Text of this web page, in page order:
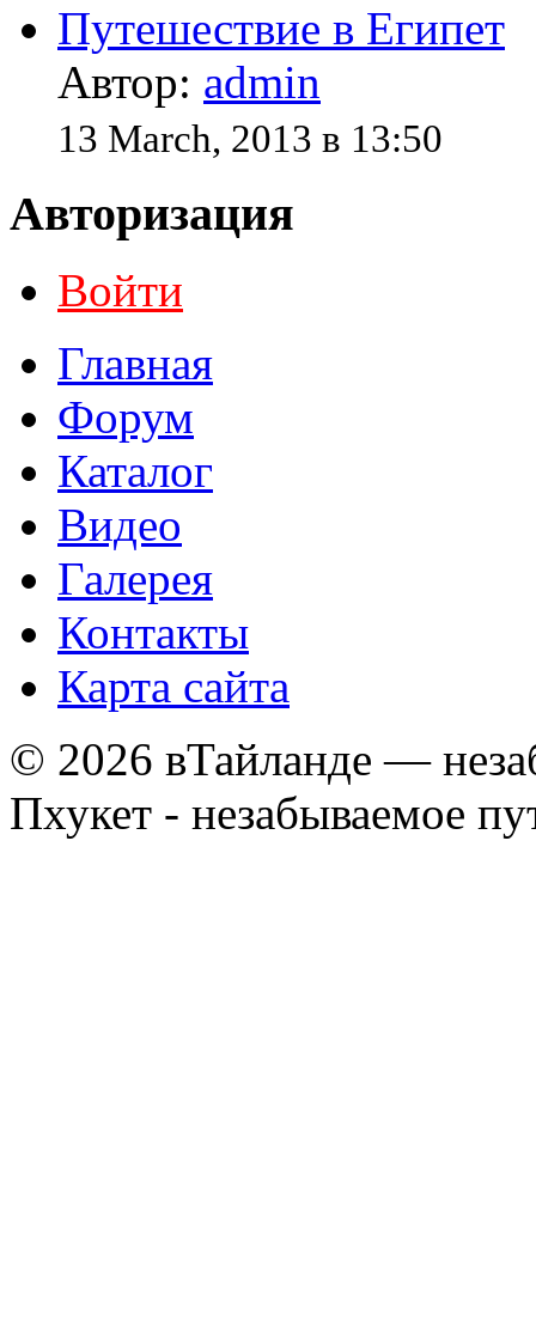
Путешествие в Египет
Автор: admin
13 March, 2013 в 13:50
Авторизация
Войти
Главная
Форум
Каталог
Видео
Галерея
Контакты
Карта сайта
© 2026 вТайланде —
Пхукет - незабываемое